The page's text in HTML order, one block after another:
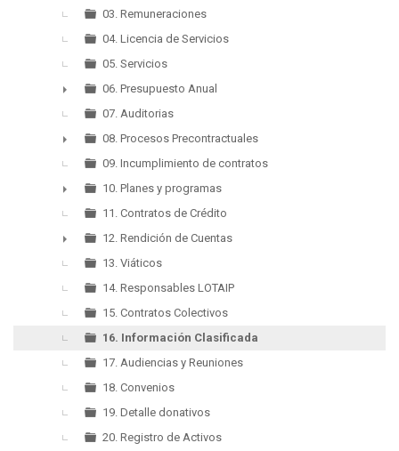
►
03. Remuneraciones
04. Licencia de Servicios
05. Servicios
►
06. Presupuesto Anual
07. Auditorias
►
08. Procesos Precontractuales
09. Incumplimiento de contratos
►
10. Planes y programas
11. Contratos de Crédito
►
12. Rendición de Cuentas
13. Viáticos
14. Responsables LOTAIP
15. Contratos Colectivos
16. Información Clasificada
17. Audiencias y Reuniones
18. Convenios
19. Detalle donativos
20. Registro de Activos